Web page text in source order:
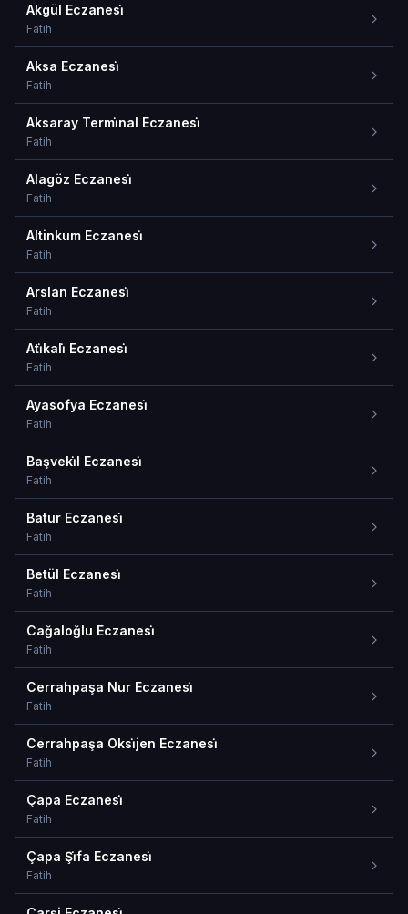
Akgül Eczanesi̇
Fatih
Aksa Eczanesi̇
Fatih
Aksaray Termi̇nal Eczanesi̇
Fatih
Alagöz Eczanesi̇
Fatih
Altinkum Eczanesi̇
Fatih
Arslan Eczanesi̇
Fatih
Ati̇kali̇ Eczanesi̇
Fatih
Ayasofya Eczanesi̇
Fatih
Başveki̇l Eczanesi̇
Fatih
Batur Eczanesi̇
Fatih
Betül Eczanesi̇
Fatih
Cağaloğlu Eczanesi̇
Fatih
Cerrahpaşa Nur Eczanesi̇
Fatih
Cerrahpaşa Oksi̇jen Eczanesi̇
Fatih
Çapa Eczanesi̇
Fatih
Çapa Şi̇fa Eczanesi̇
Fatih